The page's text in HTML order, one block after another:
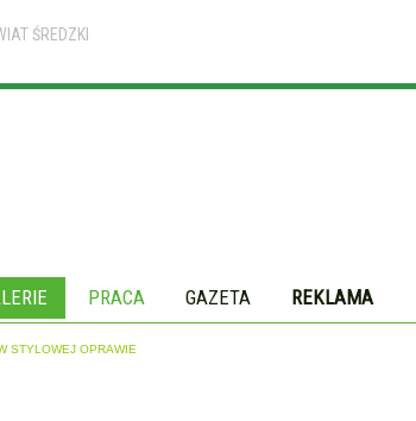
ŚREDZKI
PRACA GAZETA REKLAMA
STYLOWEJ OPRAWIE